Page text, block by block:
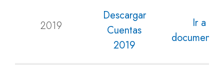
2019
Descargar
Cuentas
2019
Ir a la